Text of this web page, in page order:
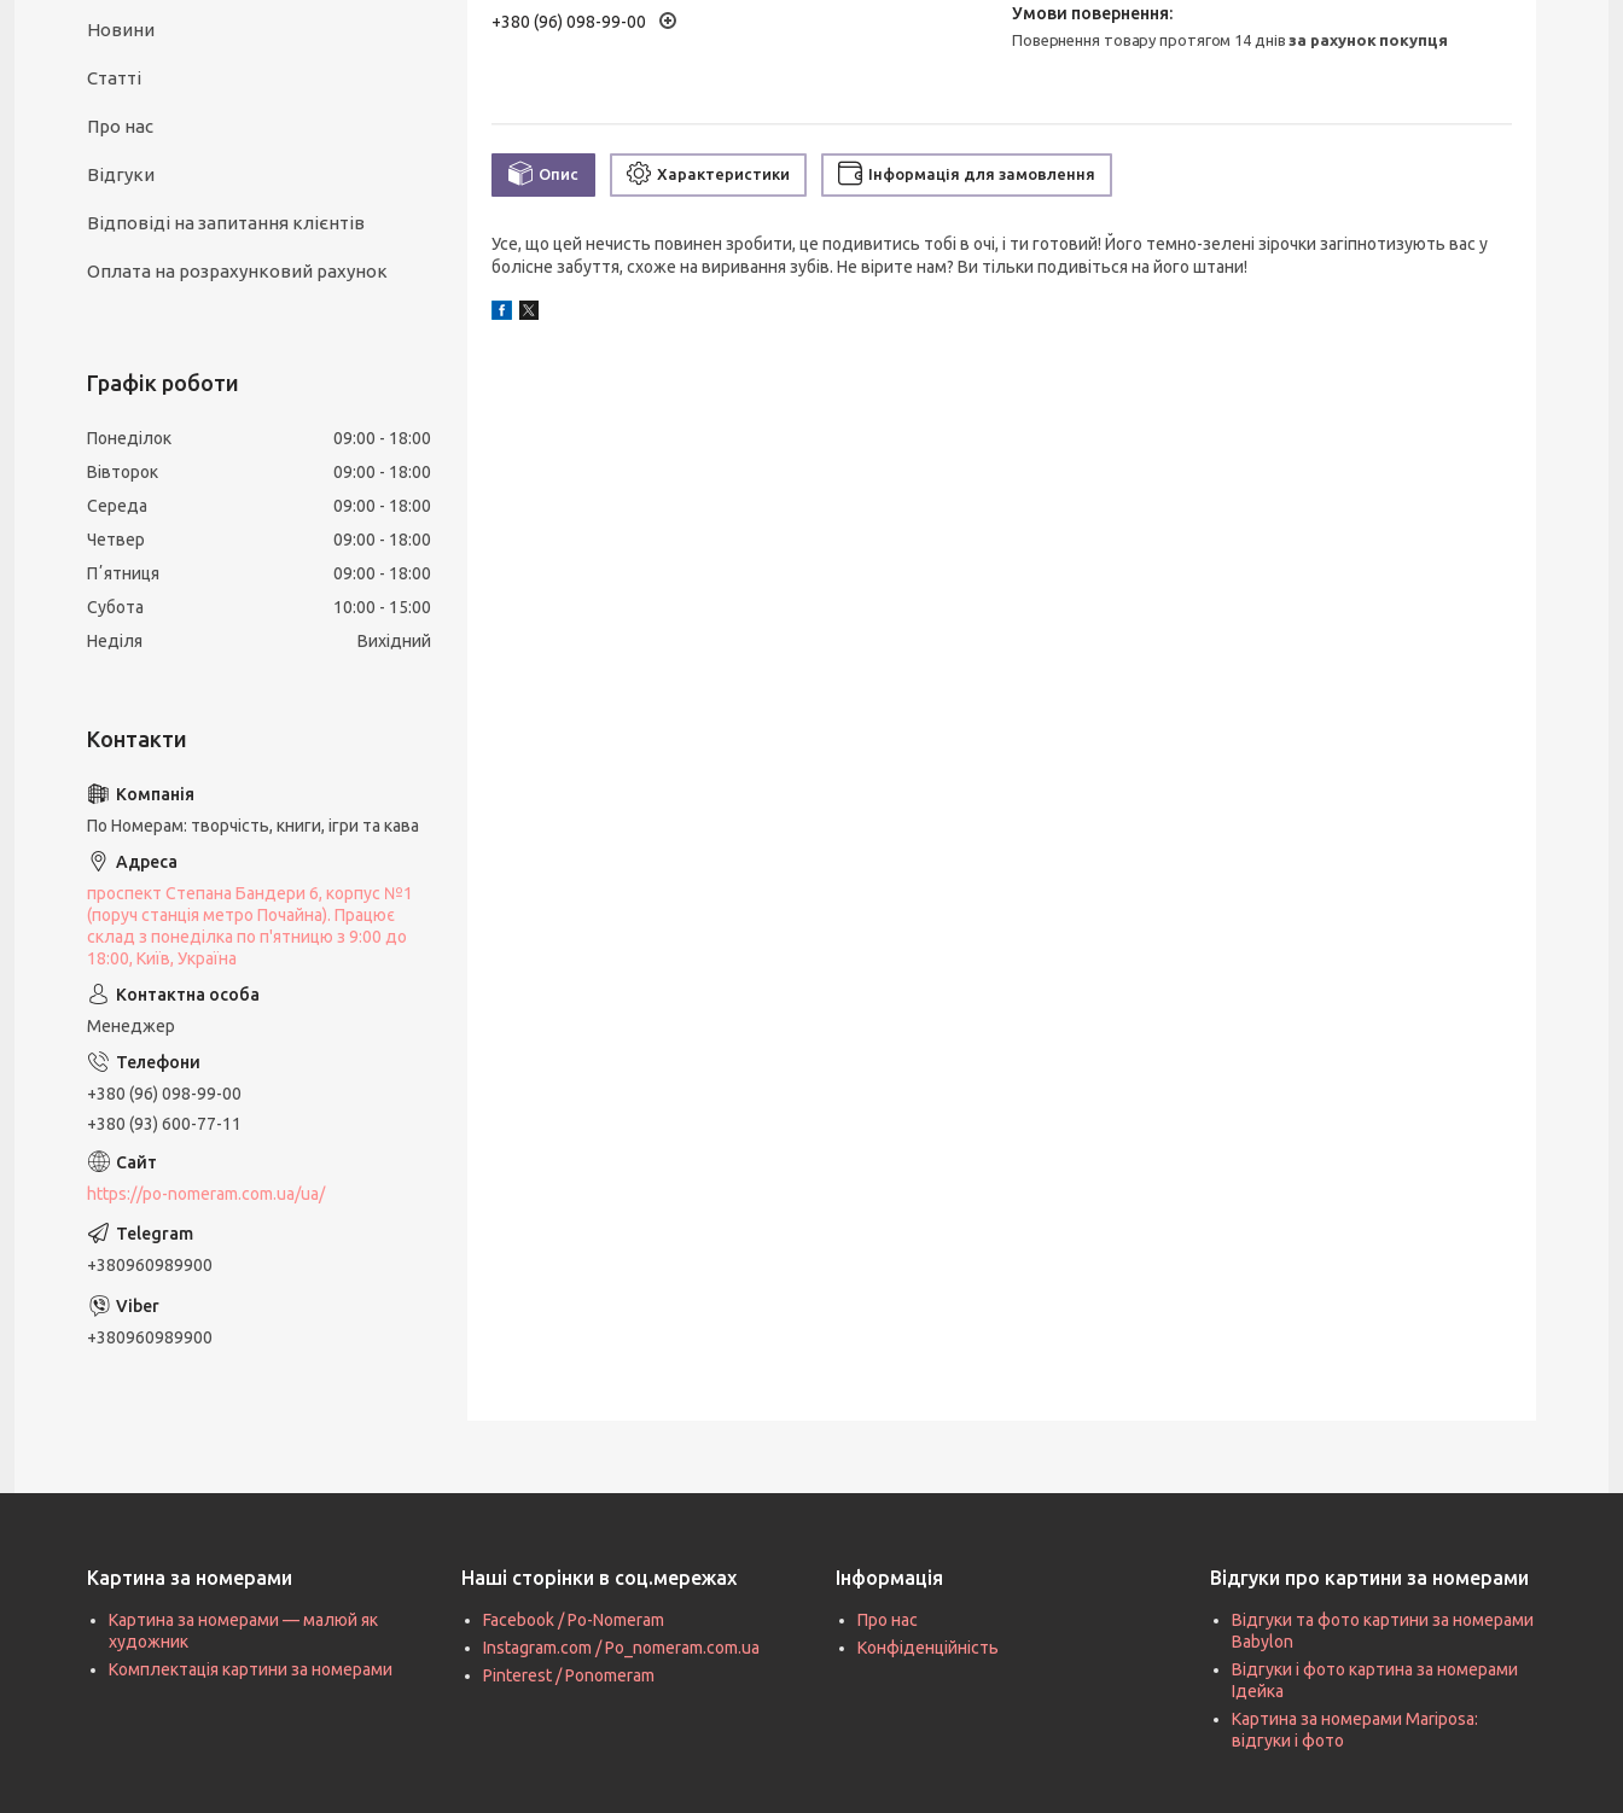
+380 (96) 098-99-00
повернення товару протягом 14 днівза рахунок покупця
Опис Характеристики Інформація для замовлення
Усе, що цей нечисть повинен зробити, це подивитись тобі в очі, і ти готовий! Його темно-зелені зірочки загіпнотизують вас у
болісне забуття, схоже на виривання зубів. Не вірите нам? Ви тільки подивіться на його штани!
Новини
Статті
Про нас
Відгуки
Відповіді на запитання клієнтів
Оплата на розрахунковий рахунок
Графік роботи
Понеділок 09:00
18:00
Вівторок
09:00
18:00
Середа
09:00
18:00
Четвер
09:00
18:00
Пʼятниця
09:00
18:00
Субота
10:00
15:00
Неділя
Вихідний
По Номерам: творчість, книги, ігри та кава
проспект Степана Бандери 6, корпус №1
(поруч станція метро Почайна). Працює
склад з понеділка по п'ятницю з 9:00 до
18:00, Київ, Україна
Менеджер
+380 (96) 098-99-00
+380 (93) 600-77-11
https://po-nomeram.com.ua/ua/
+380960989900
+380960989900
Картина за номерами
Картина за номерами — малюй як
художник
Комплектація картини за номерами
Наші сторінки в соц.мережах
Facebook / Po-Nomeram
Instagram.com / Po_nomeram.com.ua
Pinterest / Ponomeram
Інформація
Про нас
Конфіденційність
Відгуки про картини за номерами
Відгуки та фото картини за номерами
Babylon
Відгуки і фото картина за номерами
Ідейка
Картина за номерами Mariposa:
відгуки і фото